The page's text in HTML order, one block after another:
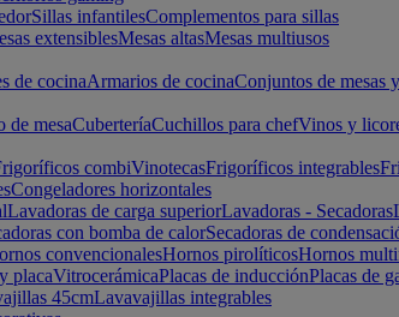
Sillas infantilesComplementos para sillas
extensiblesMesas altasMesas multiusos
de cocinaArmarios de cocinaConjuntos de mesas
de mesaCuberteríaCuchillos para chefVinos y
combiVinotecasFrigoríficos integrables
Congeladores horizontales
Lavadoras de carga superiorLavadoras - Secadoras
con bomba de calorSecadoras de
convencionalesHornos pirolíticosHornos
placaVitrocerámicaPlacas de inducciónPlacas de
45cmLavavajillas integrables